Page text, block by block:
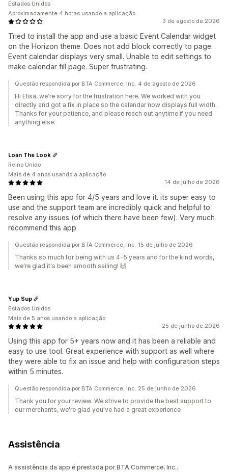
3 de agosto de 2026
Tried to install the app and use a basic Event Calendar widget
on the Horizon theme. Does not add block correctly to page.
Event calendar displays very small. Unable to edit settings to
make calendar fill page. Super frustrating.
Estados Unidos
Aproximadamente 4 horas usando a aplicação
Questão respondida por BTA Commerce, Inc. 4 de agosto de 2026
Hi Elisa, we're sorry for the frustration here. We worked with you
directly and got a fix in place so the calendar now displays full width.
Thanks for your patience, and please reach out anytime if you need
anything else.
14 de julho de 2026
Been using this app for 4/5 years and love it. its super easy to
use and the support team are incredibly quick and helpful to
resolve any issues (of which there have been few). Very much
recommend this app
Loan The Look
Reino Unido
Mais de 4 anos usando a aplicação
Questão respondida por BTA Commerce, Inc. 15 de julho de 2026
Thanks so much for being with us 4-5 years and for the kind words,
we're glad it's been smooth sailing! 🙌
25 de junho de 2026
Using this app for 5+ years now and it has been a reliable and
easy to use tool. Great experience with support as well where
they were able to fix an issue and help with configuration steps
within 5 minutes.
Yup Sup
Estados Unidos
Mais de 5 anos usando a aplicação
Questão respondida por BTA Commerce, Inc. 25 de junho de 2026
Thank you for your review. We strive to provide the best support to
our merchants, we're glad you've had a great experience
Assistência
A assistência da app é prestada por BTA Commerce, Inc..